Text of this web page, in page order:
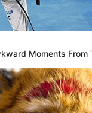
Brainberries